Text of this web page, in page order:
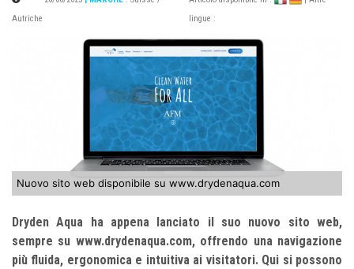
Autriche
lingue :
Nuovo sito web disponibile su www.drydenaqua.com
Dryden Aqua ha appena lanciato il suo nuovo sito web,
sempre su www.drydenaqua.com, offrendo una navigazione
più fluida, ergonomica e intuitiva ai visitatori. Qui si possono